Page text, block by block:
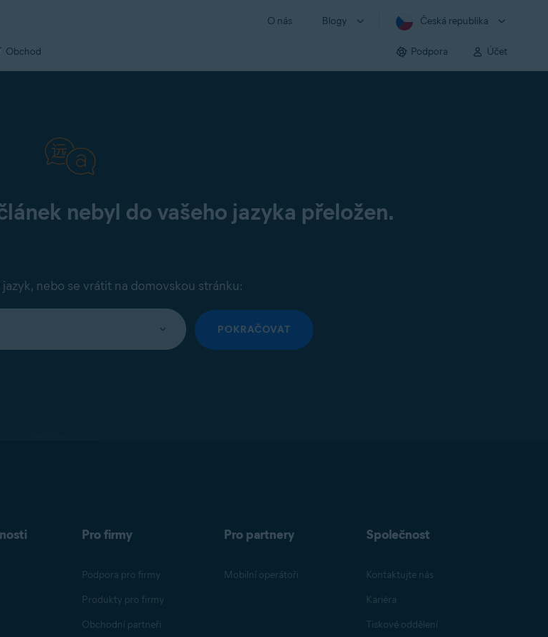
O nás Blogy Česká republika
Obchod Podpora Účet
nebyl do vašeho jazyka přeložen.
nebo se vrátit na domovskou stránku:
POKRAČOVAT
Pro firmy
Podpora pro firmy
Produkty pro firmy
Obchodní partneři
Pro partnery
Mobilní operátoři
Společnost
Kontaktujte nás
Kariéra
Tiskové oddělení